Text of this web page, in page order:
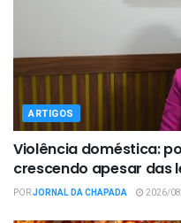
ARTIGOS
Violência doméstica:
crescendo apesar das
PORJORNAL DA CHAPADA 2026/